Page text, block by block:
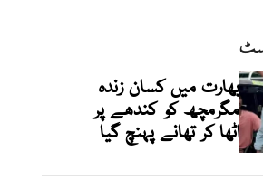
بھارت میں کسان زندہ
مگرمچھ کو کندھے پر
اٹھا کر تھانے پہنچ گیا